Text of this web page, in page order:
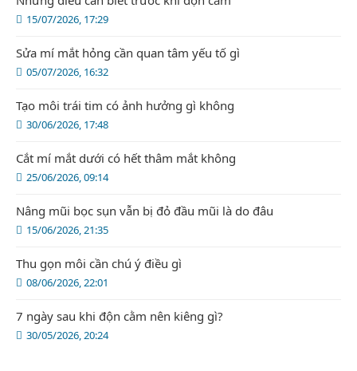
15/07/2026, 17:29
05/07/2026, 16:32
Sửa mí mắt hỏng cần quan tâm yếu tố gì
30/06/2026, 17:48
Tạo môi trái tim có ảnh hưởng gì không
25/06/2026, 09:14
Cắt mí mắt dưới có hết thâm mắt không
15/06/2026, 21:35
Nâng mũi bọc sụn vẫn bị đỏ đầu mũi là do đâu
08/06/2026, 22:01
Thu gọn môi cần chú ý điều gì
30/05/2026, 20:24
7 ngày sau khi độn cằm nên kiêng gì?